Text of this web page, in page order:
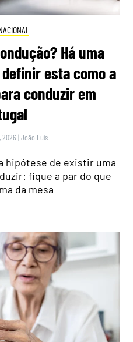
Há uma
esta como a
conduzir em
2026 |João Luís
hipótese de existir uma
fique a par do que
da mesa